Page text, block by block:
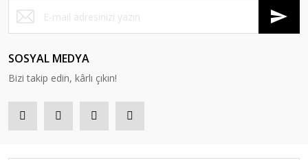
SOSYAL MEDYA
Bizi takip edin, kârlı çıkın!